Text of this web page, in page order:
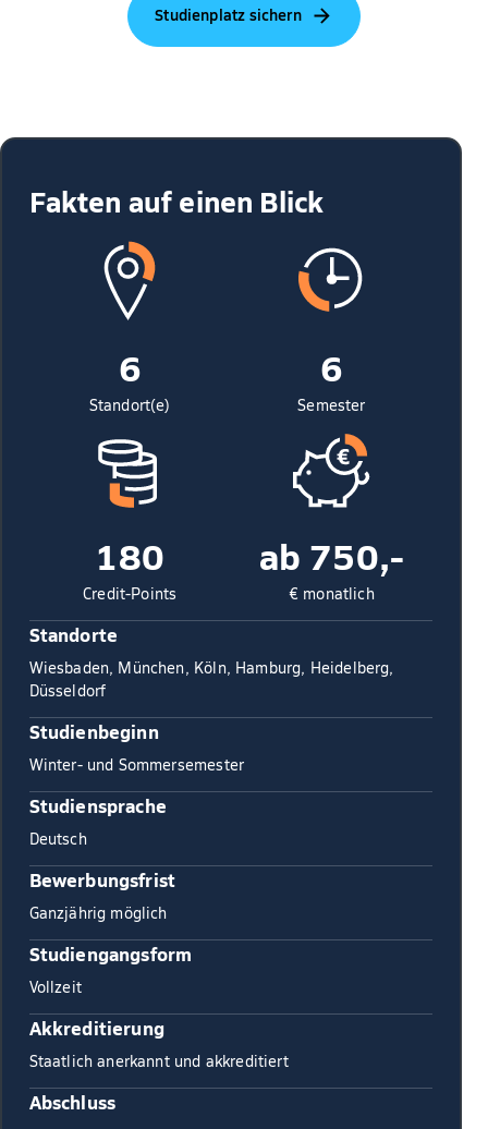
Studienplatz sichern
Fakten auf einen Blick
6
Standort(e)
6
Semester
180
Credit-Points
ab 750,-
€ monatlich
Standorte
Wiesbaden, München, Köln, Hamburg, Heidelberg,
Düsseldorf
Studienbeginn
Winter- und Sommersemester
Studiensprache
Deutsch
Bewerbungsfrist
Ganzjährig möglich
Studiengangsform
Vollzeit
Akkreditierung
Staatlich anerkannt und akkreditiert
Abschluss